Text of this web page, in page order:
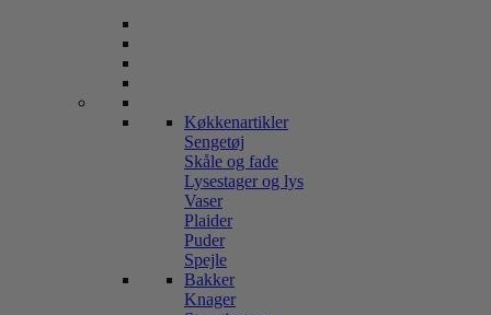
Køkkenartikler
Sengetøj
Skåle og fade
Lysestager og lys
Vaser
Plaider
Puder
Spejle
Bakker
Knager